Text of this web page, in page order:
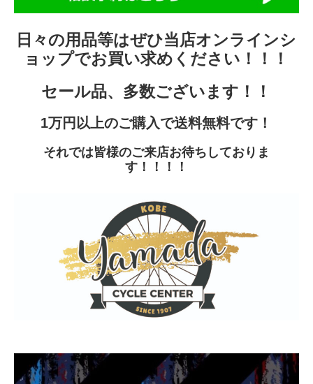
日々の用品等はぜひ当店オンラインシ
ョップでお買い求めください！！！
セール品、多数ございます！！
1万円以上のご購入で送料無料です！
それでは皆様のご来店お待ちしておりま
す！！！！